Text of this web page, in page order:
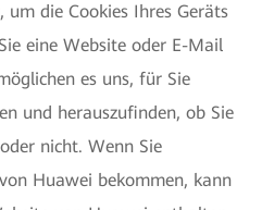
die Cookies Ihres Geräts
eine Website oder E-Mail
es uns, für Sie
und herauszufinden, ob Sie
nicht. Wenn Sie
Huawei bekommen, kann